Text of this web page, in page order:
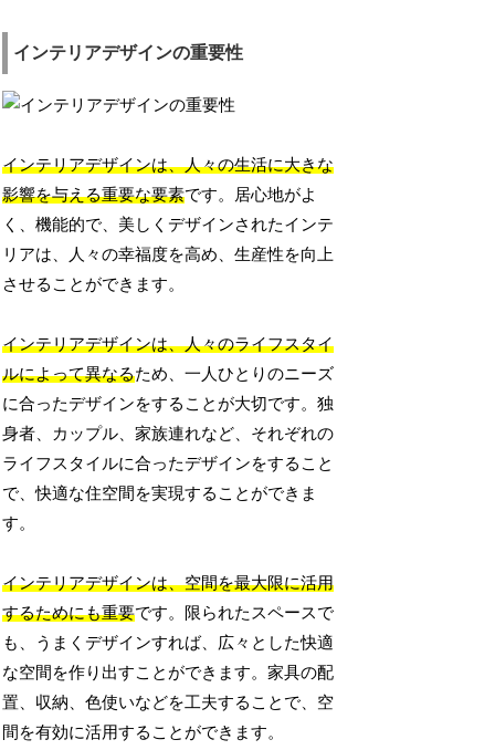
インテリアデザインの重要性
インテリアデザインは、人々の生活に大きな
影響を与える重要な要素です。居心地がよ
く、機能的で、美しくデザインされたインテ
リアは、人々の幸福度を高め、生産性を向上
させることができます。
インテリアデザインは、人々のライフスタイ
ルによって異なるため、一人ひとりのニーズ
に合ったデザインをすることが大切です。独
身者、カップル、家族連れなど、それぞれの
ライフスタイルに合ったデザインをすること
で、快適な住空間を実現することができま
す。
インテリアデザインは、空間を最大限に活用
するためにも重要です。限られたスペースで
も、うまくデザインすれば、広々とした快適
な空間を作り出すことができます。家具の配
置、収納、色使いなどを工夫することで、空
間を有効に活用することができます。